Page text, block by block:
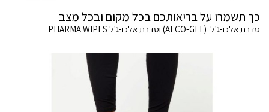
כך תשמרו על בריאותכם בכל מקום ובכל מצב
סדרת אלכו-ג'ל (ALCO-GEL) וסדרת אלכו-ג'ל PHARMA WIPES